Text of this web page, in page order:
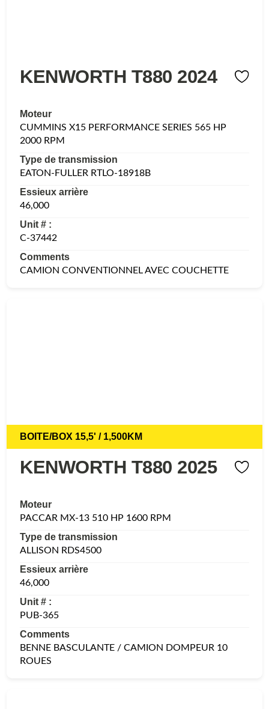
KENWORTH T880 2024
Moteur
CUMMINS X15 PERFORMANCE SERIES 565 HP
2000 RPM
Type de transmission
EATON-FULLER RTLO-18918B
Essieux arrière
46,000
Unit # :
C-37442
Comments
CAMION CONVENTIONNEL AVEC COUCHETTE
BOITE/BOX 15,5' / 1,500KM
KENWORTH T880 2025
Moteur
PACCAR MX-13 510 HP 1600 RPM
Type de transmission
ALLISON RDS4500
Essieux arrière
46,000
Unit # :
PUB-365
Comments
BENNE BASCULANTE / CAMION DOMPEUR 10
ROUES